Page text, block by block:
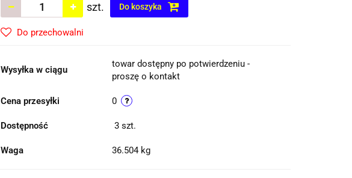
szt. Do koszyka
Do przechowalni
Wysyłka w ciągu
towar dostępny po potwierdzeniu -
proszę o kontakt
Cena przesyłki 0
Dostępność 3 szt.
Waga 36.504 kg